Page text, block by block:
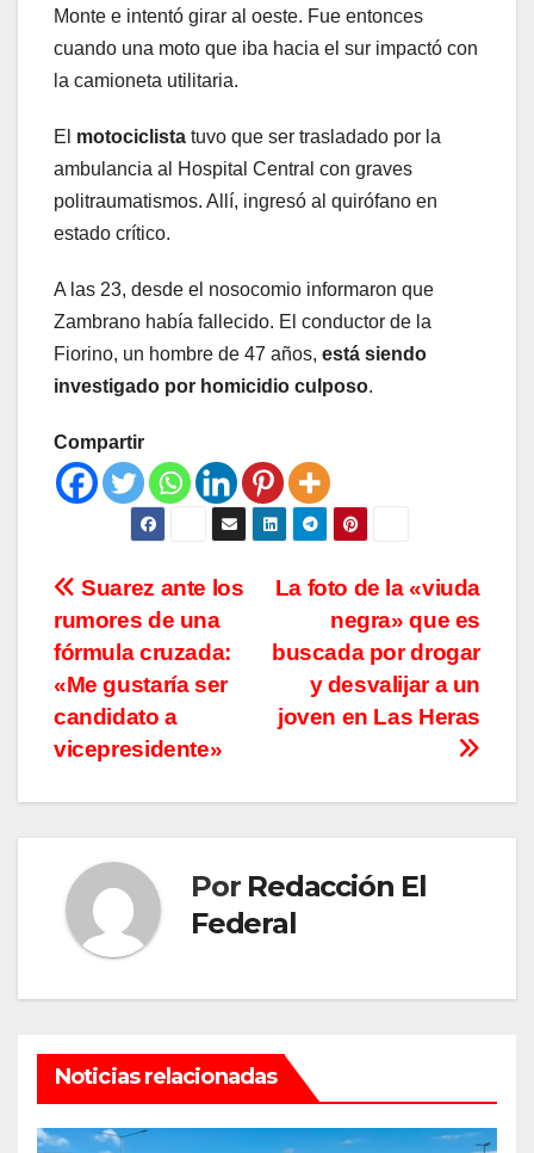
Monte e intentó girar al oeste. Fue entonces
cuando una moto que iba hacia el sur impactó con
la camioneta utilitaria.
El motociclista tuvo que ser trasladado por la
ambulancia al Hospital Central con graves
politraumatismos. Allí, ingresó al quirófano en
estado crítico.
A las 23, desde el nosocomio informaron que
Zambrano había fallecido. El conductor de la
Fiorino, un hombre de 47 años, está siendo
investigado por homicidio culposo.
Compartir
Navegación
de
entradas
La foto de la «viuda
negra» que es
buscada por drogar
y desvalijar a un
joven en Las Heras
Suarez ante los
rumores de una
fórmula cruzada:
«Me gustaría ser
candidato a
vicepresidente»
Por Redacción El
Federal
Noticias relacionadas